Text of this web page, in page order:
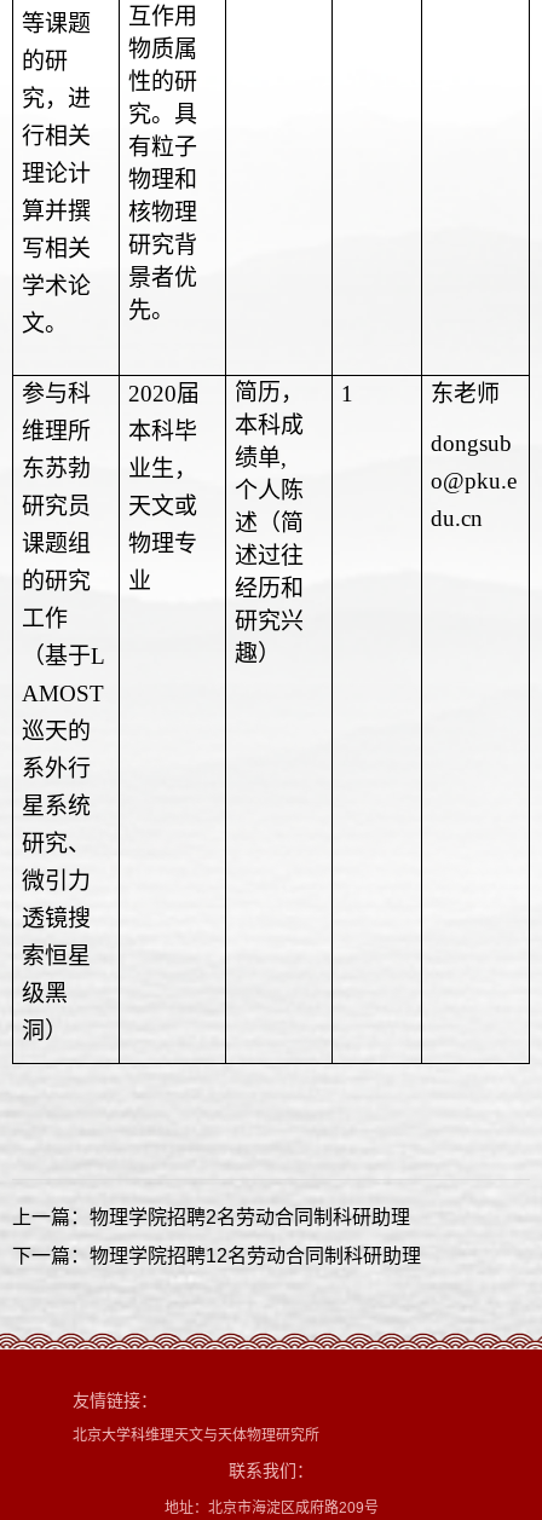
等课题
的研
究，进
行相关
理论计
算并撰
写相关
学术论
文。
互作用
物质属
性的研
究。具
有粒子
物理和
核物理
研究背
景者优
先。
参与科
维理所
东苏勃
研究员
课题组
的研究
工作
（基于L
AMOST
巡天的
系外行
星系统
研究、
微引力
透镜搜
索恒星
级黑
洞）
2020届
本科毕
业生，
天文或
物理专
业
简历，
本科成
绩单,
个人陈
述（简
述过往
经历和
研究兴
趣）
1
东老师
dongsub
o@pku.e
du.cn
上一篇：物理学院招聘2名劳动合同制科研助理
下一篇：物理学院招聘12名劳动合同制科研助理
友情链接：
北京大学科维理天文与天体物理研究所
联系我们：
地址：北京市海淀区成府路209号